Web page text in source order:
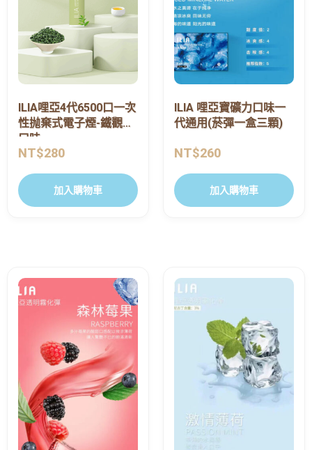
ILIA哩亞4代6500口一次
性抛棄式電子煙-鐵觀音
口味
NT$280
加入購物車
ILIA 哩亞寶礦力口味一
代通用(菸彈一盒三顆)
NT$260
加入購物車